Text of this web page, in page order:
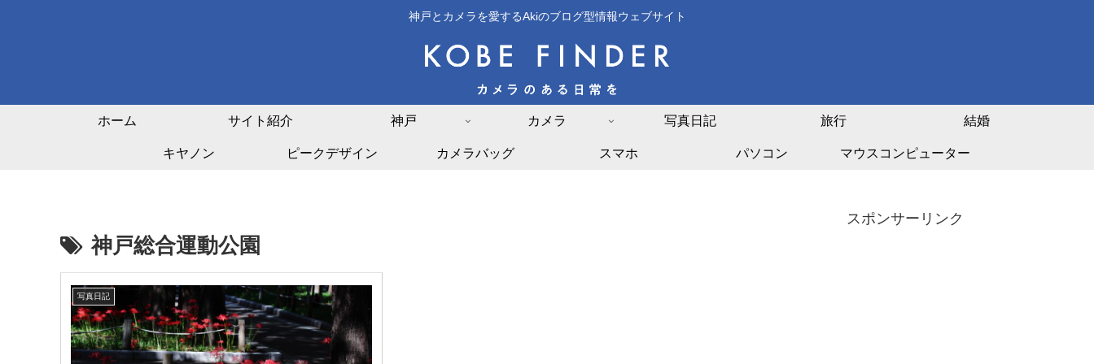
神戸とカメラを愛するAkiのブログ型情報ウェブサイト
ホーム サイト紹介 神戸 カメラ 写真日記 旅行 結婚
キヤノン ピークデザイン カメラバッグ スマホ パソコン マウスコンピューター
神戸総合運動公園
写真日記
スポンサーリンク